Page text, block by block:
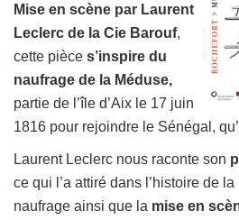
Mise en scène par Laurent
Leclerc de la Cie Barouf,
cette pièce s’inspire du
naufrage de la Méduse,
partie de l’île d’Aix le 17 juin
1816 pour rejoindre le Sénégal,
Laurent Leclerc nous raconte son
ce qui l’a attiré dans l’histoire de
naufrage ainsi que la mise en